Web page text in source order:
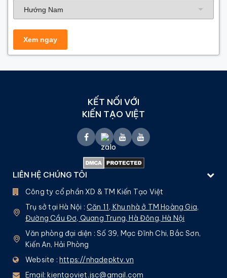
KẾT NỐI VỚI
KIẾN TẠO VIỆT
LIÊN HỆ CHÚNG TÔI
Công ty cổ phần XD & TM Kiến Tạo Việt
Trụ sở tại Hà Nội : Căn 11, Khu nhà ở TM Hoàng Gia,
Đường Cầu Đơ, Quang Trung, Hà Đông, Hà Nội
Văn phòng đại diện : Số 39, Mạc Đĩnh Chi, Bắc Sơn,
Kiến An, Hải Phòng
Website : https://nhadepktv.vn
Email:kientaoviet.jsc@gmail.com